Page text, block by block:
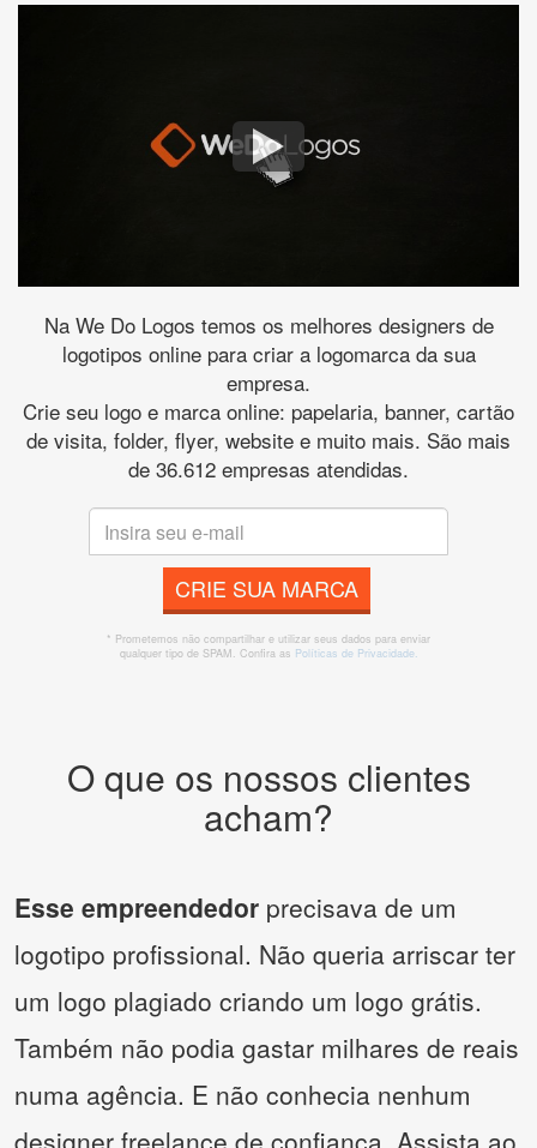
Na We Do Logos temos os melhores designers de
logotipos online para criar a logomarca da sua
empresa.
Crie seu logo e marca online: papelaria, banner, cartão
de visita, folder, flyer, website e muito mais. São mais
de 36.612 empresas atendidas.
CRIE SUA MARCA
* Prometemos não compartilhar e utilizar seus dados para enviar
qualquer tipo de SPAM. Confira as Políticas de Privacidade.
O que os nossos clientes
acham?
Esse empreendedor precisava de um
logotipo profissional. Não queria arriscar ter
um logo plagiado criando um logo grátis.
Também não podia gastar milhares de reais
numa agência. E não conhecia nenhum